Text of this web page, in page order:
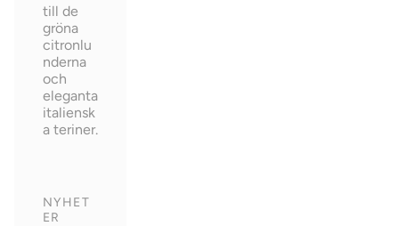
till de
gröna
citronlu
nderna
och
eleganta
italiensk
a teriner.
NYHET
ER